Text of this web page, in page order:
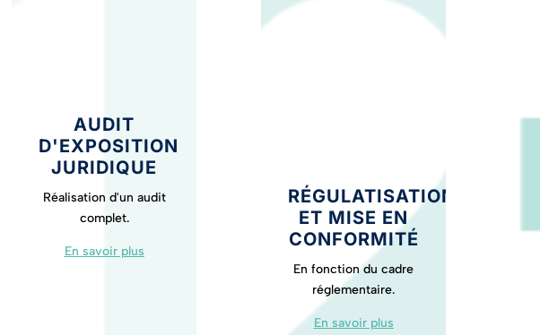
AUDIT
D'EXPOSITION
JURIDIQUE
Réalisation d'un audit
complet.
En savoir plus
RÉGULATISATION
ET MISE EN
CONFORMITÉ
En fonction du cadre
réglementaire.
En savoir plus